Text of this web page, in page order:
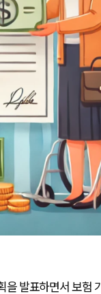
발표하면서 보험